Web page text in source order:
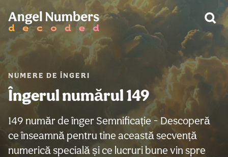
NUMERE DE ÎNGERI
Îngerul numărul 149
149 număr de înger Semnificație - Descoperă
ce înseamnă pentru tine această secvență
numerică specială și ce lucruri bune vin spre
AVERTIZARE: